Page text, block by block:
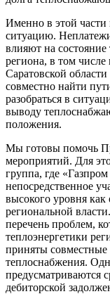
Именно в этой части
ситуацию.
влияют на состояние
региона, в том числе
Саратовской
совместно найти
разобраться в
выводу
положения.
Мы готовы помочь
мероприятий. Для
группа, где
непосредственное
высокого уровня как
региональной
перечень проблем,
теплоэнергетики
приняты
теплоснабжения.
предусматриваются
дебиторской